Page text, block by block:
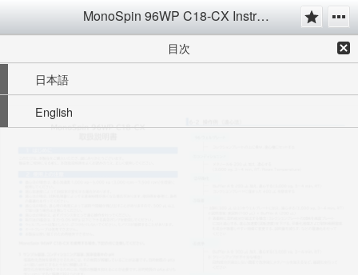
MonoSpin 96WP C18-CX Instruction Manual
目次
日本語
English